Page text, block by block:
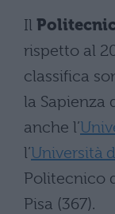
Il
rispetto al
classifica
la Sapienza
anche l’
l’Università
Politecnico
Pisa (367).